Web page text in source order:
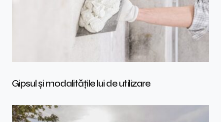
Gipsul și modalitățile lui de utilizare